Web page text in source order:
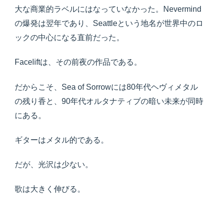
大な商業的ラベルにはなっていなかった。Nevermind
の爆発は翌年であり、Seattleという地名が世界中のロ
ックの中心になる直前だった。
Faceliftは、その前夜の作品である。
だからこそ、Sea of Sorrowには80年代ヘヴィメタル
の残り香と、90年代オルタナティブの暗い未来が同時
にある。
ギターはメタル的である。
だが、光沢は少ない。
歌は大きく伸びる。